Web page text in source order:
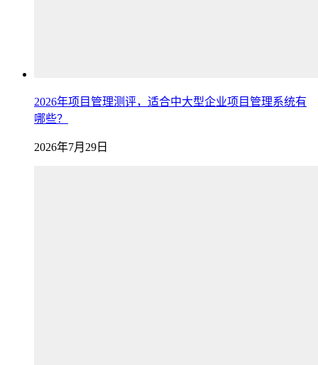
2026年项目管理测评，适合中大型企业项目管理系统有
哪些？
2026年7月29日